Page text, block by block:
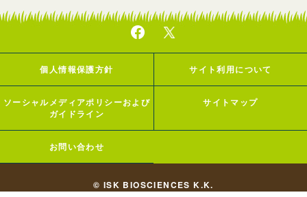
個人情報保護方針 サイト利用について
ソーシャルメディアポリシーおよび
ガイドライン
サイトマップ
お問い合わせ
© ISK BIOSCIENCES K.K.